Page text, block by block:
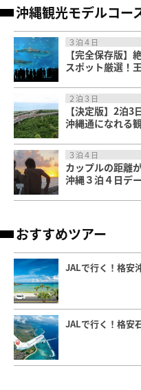
沖縄観光モデルコー
３泊４日
【完全保存版】
スポット厳選！
２泊３日
【決定版】2泊3
沖縄通になれる
３泊４日
カップルの距離
沖縄３泊４日デ
おすすめツアー
JALで行く！格安
JALで行く！格安